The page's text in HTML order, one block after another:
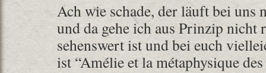
Ach wie schade, der läuft bei
und da gehe ich aus Prinzip nicht
sehenswert ist und bei euch
ist “Amélie et la métaphysique